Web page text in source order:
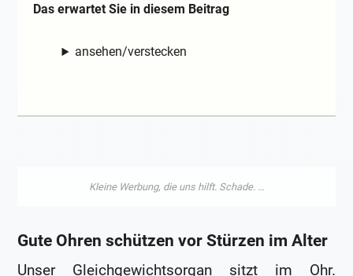
Das erwartet Sie in diesem Beitrag
ansehen/verstecken
Gute Ohren schützen vor Stürzen im Alter
Unser Gleichgewichtsorgan sitzt im Ohr.